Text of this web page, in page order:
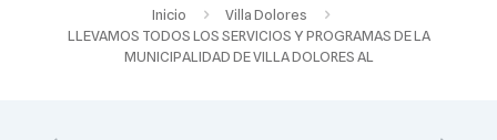
Inicio
Villa Dolores
LLEVAMOS TODOS LOS SERVICIOS Y PROGRAMAS DE LA
MUNICIPALIDAD DE VILLA DOLORES AL